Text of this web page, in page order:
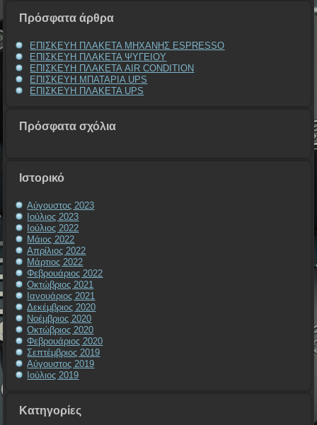
Πρόσφατα άρθρα
ΕΠΙΣΚΕΥΗ ΠΛΑΚΕΤΑ ΜΗΧΑΝΗΣ ESPRESSO
ΕΠΙΣΚΕΥΗ ΠΛΑΚΕΤΑ ΨΥΓΕΙΟΥ
ΕΠΙΣΚΕΥΗ ΠΛΑΚΕΤΑ AIR CONDITION
ΕΠΙΣΚΕΥΗ ΜΠΑΤΑΡΙΑ UPS
ΕΠΙΣΚΕΥΗ ΠΛΑΚΕΤΑ UPS
Πρόσφατα σχόλια
Ιστορικό
Αύγουστος 2023
Ιούλιος 2023
Ιούλιος 2022
Μάιος 2022
Απρίλιος 2022
Μάρτιος 2022
Φεβρουάριος 2022
Οκτώβριος 2021
Ιανουάριος 2021
Δεκέμβριος 2020
Νοέμβριος 2020
Οκτώβριος 2020
Φεβρουάριος 2020
Σεπτέμβριος 2019
Αύγουστος 2019
Ιούλιος 2019
Kατηγορίες